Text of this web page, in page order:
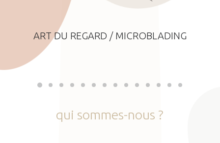
ART DU REGARD / MICROBLADING
qui sommes-nous ?